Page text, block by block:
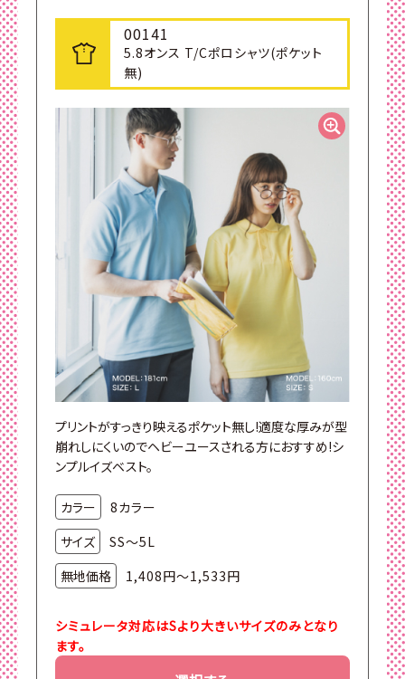
00141
5.8オンス T/Cポロシャツ(ポケット
無)
プリントがすっきり映えるポケット無し!適度な厚みが型
崩れしにくいのでヘビーユースされる方におすすめ!シ
ンプルイズベスト。
カラー
8カラー
サイズ
SS～5L
無地価格
1,408円～1,533円
シミュレータ対応はSより大きいサイズのみとなり
ます。